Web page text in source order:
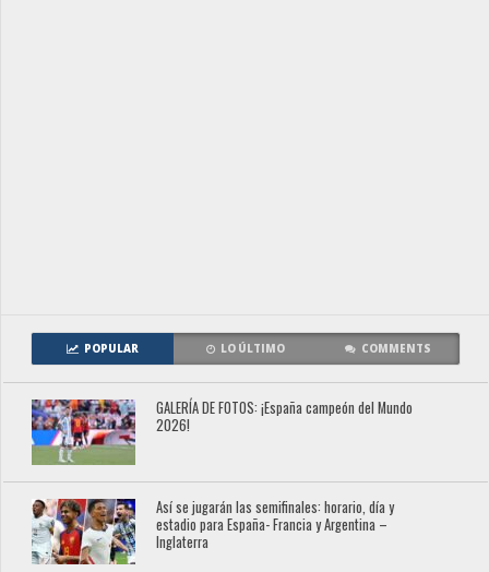
POPULAR LO ÚLTIMO COMMENTS
GALERÍA DE FOTOS: ¡España campeón del Mundo
2026!
Así se jugarán las semifinales: horario, día y
estadio para España- Francia y Argentina –
Inglaterra